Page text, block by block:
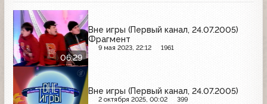
06:29
Вне игры (Первый канал, 24.07.2005)
Фрагмент
9 мая 2023, 22:12 1961
Вне игры (Первый канал, 24.07.2005)
2 октября 2025, 00:02 399